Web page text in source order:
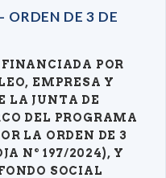
ORDEN DE 3 DE
POR
EMPRESA Y
LA JUNTA DE
DEL PROGRAMA
LA ORDEN DE 3
Nº 197/2024), Y
SOCIAL